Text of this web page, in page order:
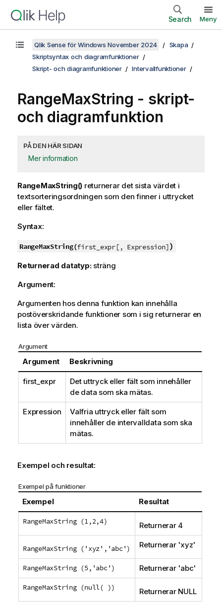
Search Meny
Qlik Sense för Windows November 2024
Skapa
Skriptsyntax och diagramfunktioner
Skript- och diagramfunktioner
Intervallfunktioner
RangeMaxString - skript-
och diagramfunktion
PÅ DEN HÄR SIDAN
Mer information
RangeMaxString() returnerar det sista värdet i
textsorteringsordningen som den finner i uttrycket
eller fältet.
Syntax:
RangeMaxString(first_expr[, Expression])
Returnerad datatyp: sträng
Argument:
Argumenten hos denna funktion kan innehålla
postöverskridande funktioner som i sig returnerar en
lista över värden.
Argument
Argument Beskrivning
first_expr
Det uttryck eller fält som innehåller
de data som ska mätas.
Expression
Valfria uttryck eller fält som
innehåller de intervalldata som ska
mätas.
Exempel och resultat:
Exempel på funktioner
Exempel Resultat
RangeMaxString (1,2,4) Returnerar 4
RangeMaxString ('xyz','abc') Returnerar 'xyz'
RangeMaxString (5,'abc') Returnerar 'abc'
RangeMaxString (null( )) Returnerar NULL